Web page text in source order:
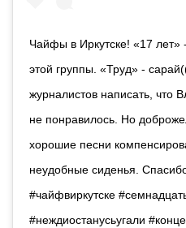
Чайфы в Иркутске! «17
этой группы. «Труд» -
журналистов написать, что
не понравилось. Но
хорошие песни
неудобные сиденья.
#чайфвиркутске
#неждиостанусьугали